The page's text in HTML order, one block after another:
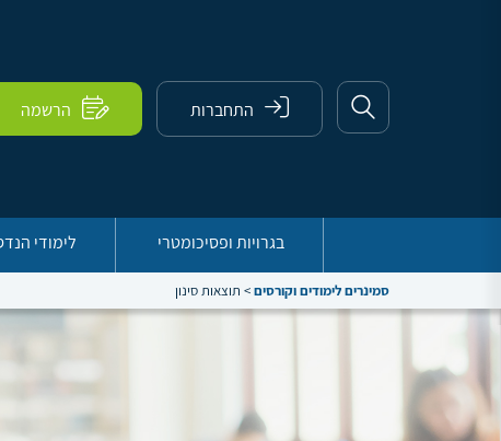
התחברות הרשמה
בגרויות ופסיכומטרי לימודי
סמינרים לימודים וקורסים> תוצאות סינון